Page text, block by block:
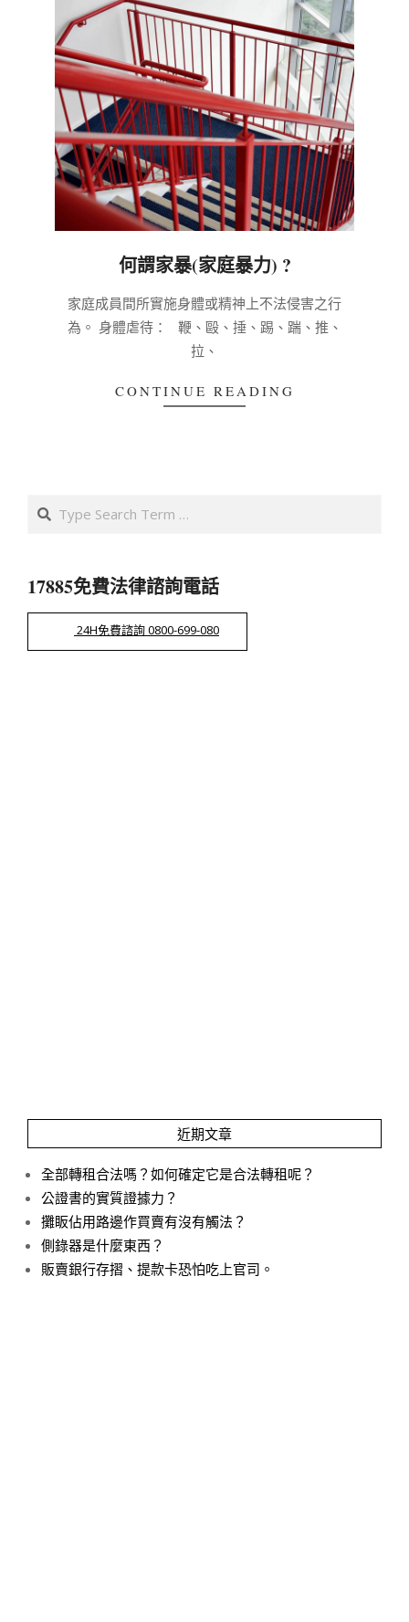
何謂家暴(家庭暴力) ?
03-
03
家庭成員間所實施身體或精神上不法侵害之行
為。 身體虐待： 鞭、毆、捶、踢、踹、推、
拉、
CONTINUE READING
Search
17885免費法律諮詢電話
24H免費諮詢 0800-699-080
近期文章
全部轉租合法嗎？如何確定它是合法轉租呢？
公證書的實質證據力？
攤眅佔用路邊作買賣有沒有觸法？
側錄器是什麼東西？
販賣銀行存摺、提款卡恐怕吃上官司。